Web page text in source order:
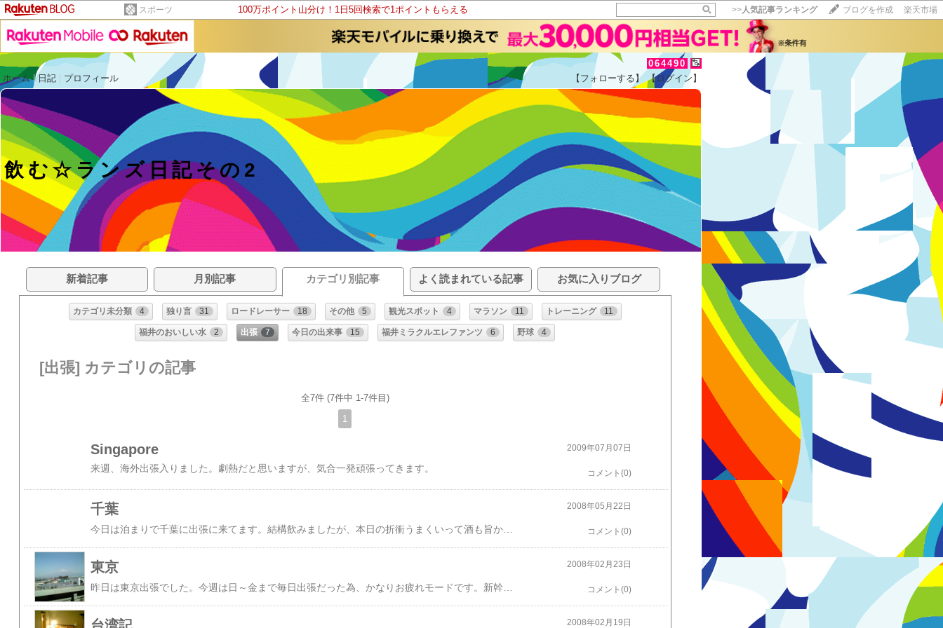
スポーツ 100万ポイント山分け！1日5回検索で1ポイントもらえる >>人気記事ランキング ブログを作成 楽天市場
064490
ホーム|日記 プロフィール 【フォローする】 【ログイン】
飲む☆ランズ日記その2
新着記事 月別記事 カテゴリ別記事 よく読まれている記事 お気に入りブログ
カテゴリ未分類 4 独り言 31 ロードレーサー 18 その他 5 観光スポット 4 マラソン 11 トレーニング 11
福井のおいしい水 2 出張 7 今日の出来事 15 福井ミラクルエレファンツ 6 野球 4
[出張] カテゴリの記事
全7件 (7件中 1-7件目)
1
Singapore
来週、海外出張入りました。劇熱だと思いますが、気合一発頑張ってきます。
2009年07月07日
コメント(0)
千葉
今日は泊まりで千葉に出張に来てます。結構飲みましたが、本日の折衝うまくいって酒も旨かったです。
2008年05月22日
コメント(0)
東京 2008年02月23日
コメント(0)
2008年02月19日